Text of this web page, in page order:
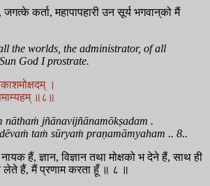
कर्ता, महापापहारी उन सूर्य भगवान्‌को मैं
the worlds, the administrator, of all
God I prostrate.
।
॥८॥
jñānavijñānamōkṣadam .
taṁ sūryaṁ praṇamāmyaham .. 8..
हैं, ज्ञान, विज्ञान तथा मोक्षको भ देने हैं, साथ ही
लेते हैं, मैं प्रणाम करता हूँ ॥ ८ ॥